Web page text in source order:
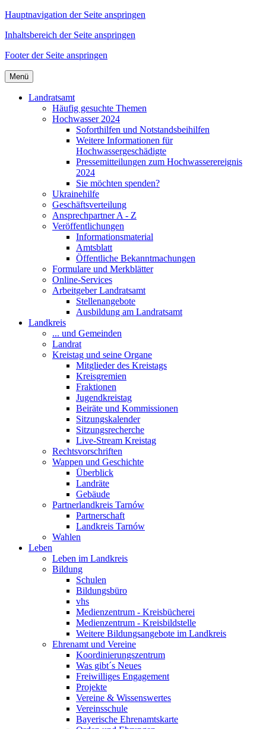
Hauptnavigation der Seite anspringen
Inhaltsbereich der Seite anspringen
Footer der Seite anspringen
Menü
Landratsamt
Häufig gesuchte Themen
Hochwasser 2024
Soforthilfen und Notstandsbeihilfen
Weitere Informationen für
Hochwassergeschädigte
Pressemitteilungen zum Hochwasserereignis
2024
Sie möchten spenden?
Ukrainehilfe
Geschäftsverteilung
Ansprechpartner A - Z
Veröffentlichungen
Informationsmaterial
Amtsblatt
Öffentliche Bekanntmachungen
Formulare und Merkblätter
Online-Services
Arbeitgeber Landratsamt
Stellenangebote
Ausbildung am Landratsamt
Landkreis
... und Gemeinden
Landrat
Kreistag und seine Organe
Mitglieder des Kreistags
Kreisgremien
Fraktionen
Jugendkreistag
Beiräte und Kommissionen
Sitzungskalender
Sitzungsrecherche
Live-Stream Kreistag
Rechtsvorschriften
Wappen und Geschichte
Überblick
Landräte
Gebäude
Partnerlandkreis Tarnów
Partnerschaft
Landkreis Tarnów
Wahlen
Leben
Leben im Landkreis
Bildung
Schulen
Bildungsbüro
vhs
Medienzentrum - Kreisbücherei
Medienzentrum - Kreisbildstelle
Weitere Bildungsangebote im Landkreis
Ehrenamt und Vereine
Koordinierungszentrum
Was gibt´s Neues
Freiwilliges Engagement
Projekte
Vereine & Wissenswertes
Vereinsschule
Bayerische Ehrenamtskarte